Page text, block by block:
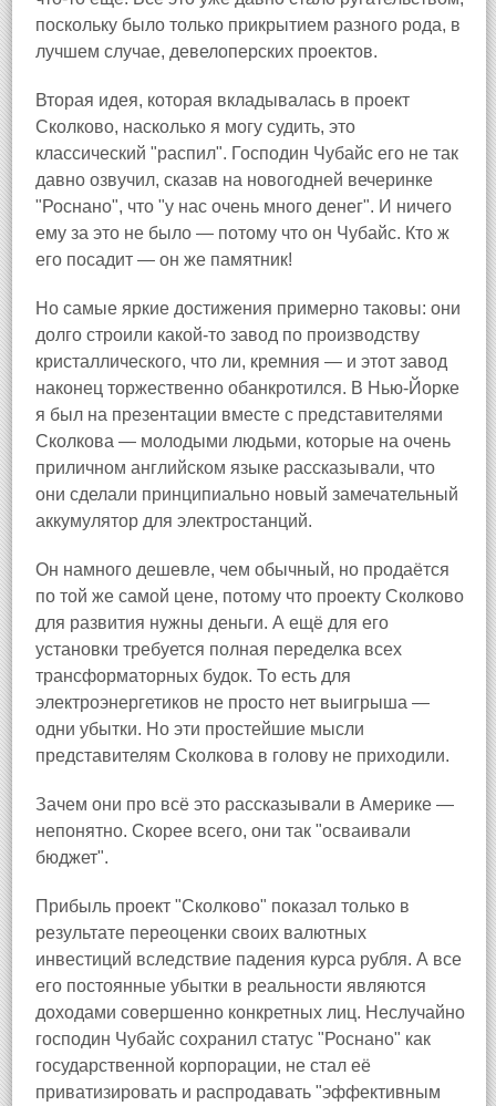
поскольку было только прикрытием разного рода, в
лучшем случае, девелоперских проектов.
Вторая идея, которая вкладывалась в проект
Сколково, насколько я могу судить, это
классический "распил". Господин Чубайс его не так
давно озвучил, сказав на новогодней вечеринке
"Роснано", что "у нас очень много денег". И ничего
ему за это не было — потому что он Чубайс. Кто ж
его посадит — он же памятник!
Но самые яркие достижения примерно таковы: они
долго строили какой-то завод по производству
кристаллического, что ли, кремния — и этот завод
наконец торжественно обанкротился. В Нью-Йорке
я был на презентации вместе с представителями
Сколкова — молодыми людьми, которые на очень
приличном английском языке рассказывали, что
они сделали принципиально новый замечательный
аккумулятор для электростанций.
Он намного дешевле, чем обычный, но продаётся
по той же самой цене, потому что проекту Сколково
для развития нужны деньги. А ещё для его
установки требуется полная переделка всех
трансформаторных будок. То есть для
электроэнергетиков не просто нет выигрыша —
одни убытки. Но эти простейшие мысли
представителям Сколкова в голову не приходили.
Зачем они про всё это рассказывали в Америке —
непонятно. Скорее всего, они так "осваивали
бюджет".
Прибыль проект "Сколково" показал только в
результате переоценки своих валютных
инвестиций вследствие падения курса рубля. А все
его постоянные убытки в реальности являются
доходами совершенно конкретных лиц. Неслучайно
господин Чубайс сохранил статус "Роснано" как
государственной корпорации, не стал её
приватизировать и распродавать "эффективным